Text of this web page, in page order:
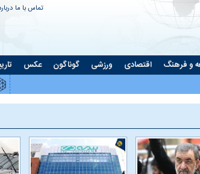
تماس با ما
و فرهنگ اقتصادی ورزشی گوناگون عکس